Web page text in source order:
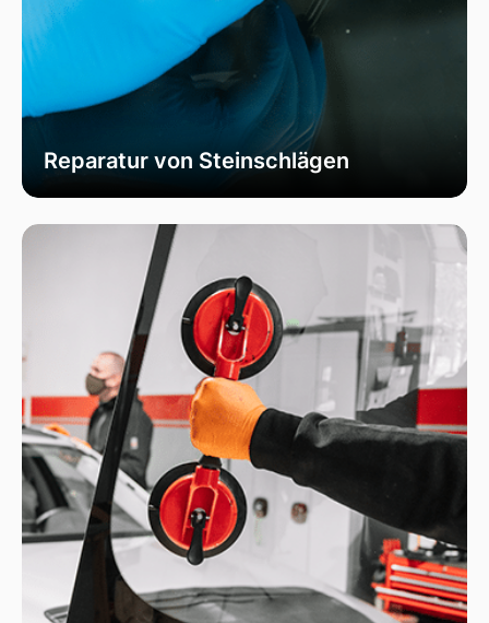
Reparatur von Steinschlägen
Sicherheit Ihrer Fahrzeugscheibe zu
gewährleisten. Vermeiden Sie größere Risse und
Schäden durch unser spezialisiertes Verfahren,
das die Integrität Ihrer Scheibe effektiv
wiederherstellt.